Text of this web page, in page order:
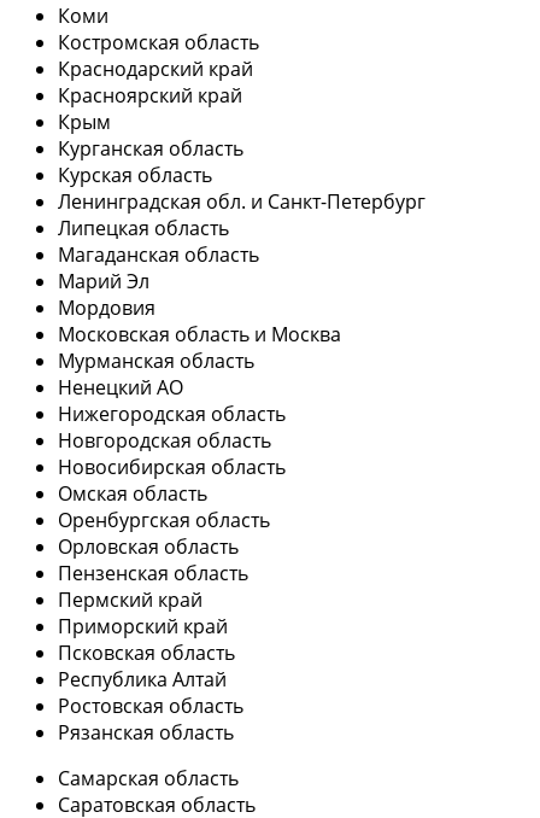
Коми
Костромская область
Краснодарский край
Красноярский край
Крым
Курганская область
Курская область
Ленинградская обл. и Санкт-Петербург
Липецкая область
Магаданская область
Марий Эл
Мордовия
Московская область и Москва
Мурманская область
Ненецкий АО
Нижегородская область
Новгородская область
Новосибирская область
Омская область
Оренбургская область
Орловская область
Пензенская область
Пермский край
Приморский край
Псковская область
Республика Алтай
Ростовская область
Рязанская область
Самарская область
Саратовская область